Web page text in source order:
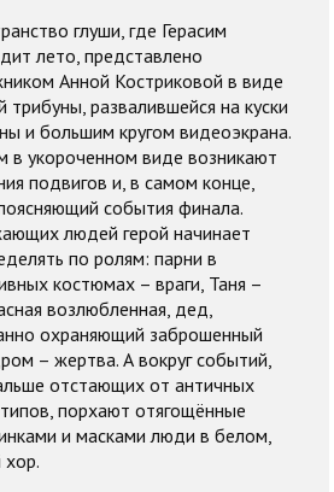
глуши, где Герасим
лето, представлено
Анной Костриковой в виде
трибуны, развалившейся на куски
и большим кругом видеоэкрана.
в укороченном виде возникают
подвигов и, в самом конце,
события финала.
людей герой начинает
по ролям: парни в
костюмах – враги, Таня –
возлюбленная, дед,
охраняющий заброшенный
– жертва. А вокруг событий,
отстающих от античных
порхают отягощённые
и масками люди в белом,